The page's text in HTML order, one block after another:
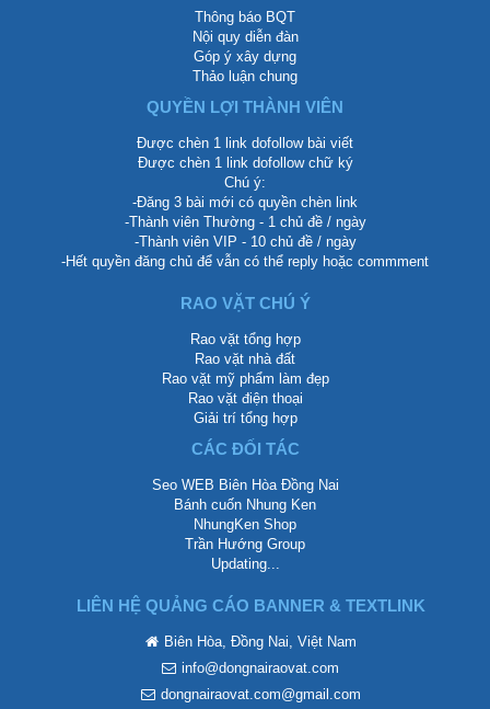
Thông báo BQT
Nội quy diễn đàn
Góp ý xây dựng
Thảo luận chung
QUYỀN LỢI THÀNH VIÊN
Được chèn 1 link dofollow bài viết
Được chèn 1 link dofollow chữ ký
Chú ý:
-Đăng 3 bài mới có quyền chèn link
-Thành viên Thường - 1 chủ đề / ngày
-Thành viên VIP - 10 chủ đề / ngày
-Hết quyền đăng chủ để vẫn có thể reply hoặc commment
RAO VẶT CHÚ Ý
Rao vặt tổng hợp
Rao vặt nhà đất
Rao vặt mỹ phẩm làm đẹp
Rao vặt điện thoại
Giải trí tổng hợp
CÁC ĐỐI TÁC
Seo WEB Biên Hòa Đồng Nai
Bánh cuốn Nhung Ken
NhungKen Shop
Trần Hướng Group
Updating...
LIÊN HỆ QUẢNG CÁO BANNER & TEXTLINK
Biên Hòa, Đồng Nai, Việt Nam
info@dongnairaovat.com
dongnairaovat.com@gmail.com